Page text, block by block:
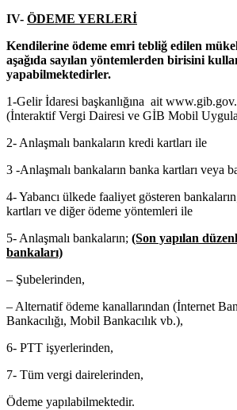
IV- ÖDEME YERLERİ
Kendilerine ödeme emri tebliğ edilen
aşağıda sayılan yöntemlerden birisini
yapabilmektedirler.
1-Gelir İdaresi başkanlığına ait
(İnteraktif Vergi Dairesi ve GİB Mobil
2- Anlaşmalı bankaların kredi kartları ile
3 -Anlaşmalı bankaların banka kartları veya
4- Yabancı ülkede faaliyet gösteren
kartları ve diğer ödeme yöntemleri ile
5- Anlaşmalı bankaların; (Son yapılan
bankaları)
– Şubelerinden,
– Alternatif ödeme kanallarından (İnternet
Bankacılığı, Mobil Bankacılık vb.),
6- PTT işyerlerinden,
7- Tüm vergi dairelerinden,
Ödeme yapılabilmektedir.